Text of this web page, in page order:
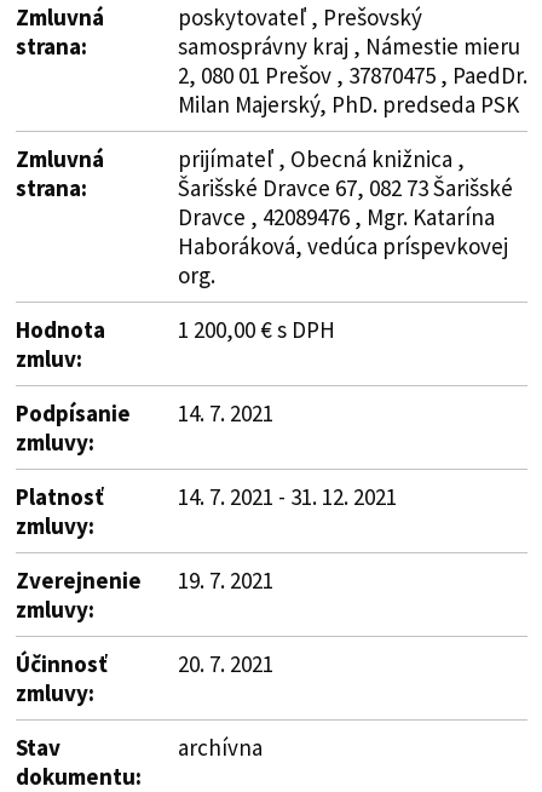
Zmluvná
strana:
poskytovateľ , Prešovský
samosprávny kraj , Námestie mieru
2, 080 01 Prešov , 37870475 , PaedDr.
Milan Majerský, PhD. predseda PSK
Zmluvná
strana:
prijímateľ , Obecná knižnica ,
Šarišské Dravce 67, 082 73 Šarišské
Dravce , 42089476 , Mgr. Katarína
Haboráková, vedúca príspevkovej
org.
Hodnota
zmluv:
1 200,00 € s DPH
Podpísanie
zmluvy:
14. 7. 2021
Platnosť
zmluvy:
14. 7. 2021 - 31. 12. 2021
Zverejnenie
zmluvy:
19. 7. 2021
Účinnosť
zmluvy:
20. 7. 2021
Stav
dokumentu:
archívna